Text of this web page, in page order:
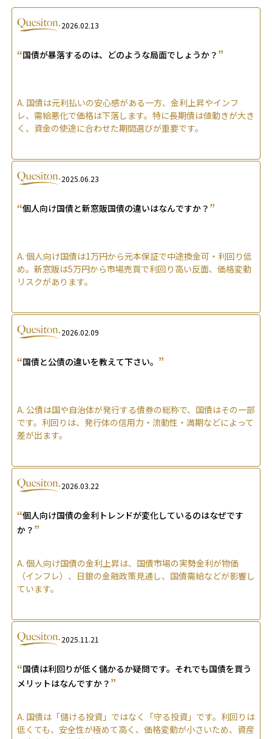
2026.02.13
“国債が暴落するのは、どのような局面でしょうか？ ”
A. 国債は元利払いの安心感がある一方、金利上昇やインフ
レ、需給悪化で価格は下落します。特に長期債は値動きが大き
く、資金の使途に合わせた期間選びが重要です。
2025.06.23
“個人向け国債と新窓販国債の違いはなんですか？ ”
A. 個人向け国債は1万円から元本保証で中途換金可・利回り低
め。新窓販は5万円から市場売買で利回り高い反面、価格変動
リスクがあります。
2026.02.09
“国債と公債の違いを教えて下さい。 ”
A. 公債は国や自治体が発行する債券の総称で、国債はその一部
です。利回りは、発行体の信用力・流動性・満期などによって
差が出ます。
2026.03.22
“個人向け国債の金利トレンドが変化しているのはなぜです
か？ ”
A. 個人向け国債の金利上昇は、国債市場の実勢金利が物価
（インフレ）、日銀の金融政策見通し、国債需給などが影響し
ています。
2025.11.21
“国債は利回りが低く儲かるか疑問です。それでも国債を買う
メリットはなんですか？ ”
A. 国債は「儲ける投資」ではなく「守る投資」です。利回りは
低くても、安全性が極めて高く、価格変動が小さいため、資産